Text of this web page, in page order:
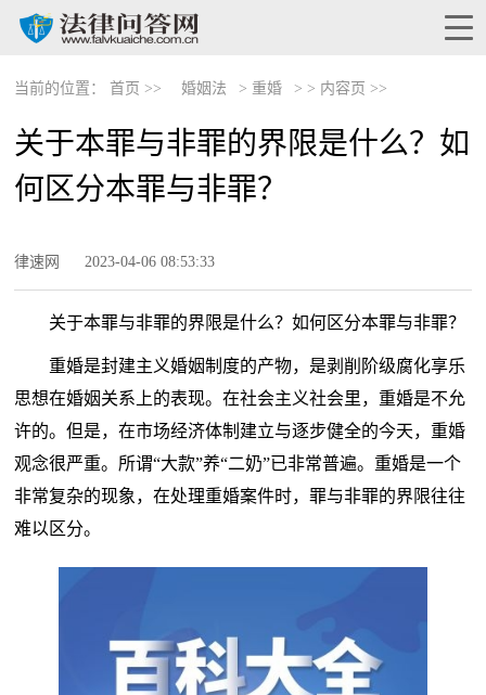
当前的位置： 首页 >> 婚姻法 > 重婚 > > 内容页 >>
关于本罪与非罪的界限是什么？如
何区分本罪与非罪？
律速网 2023-04-06 08:53:33
关于本罪与非罪的界限是什么？如何区分本罪与非罪？
重婚是封建主义婚姻制度的产物，是剥削阶级腐化享乐
思想在婚姻关系上的表现。在社会主义社会里，重婚是不允
许的。但是，在市场经济体制建立与逐步健全的今天，重婚
观念很严重。所谓“大款”养“二奶”已非常普遍。重婚是一个
非常复杂的现象，在处理重婚案件时，罪与非罪的界限往往
难以区分。